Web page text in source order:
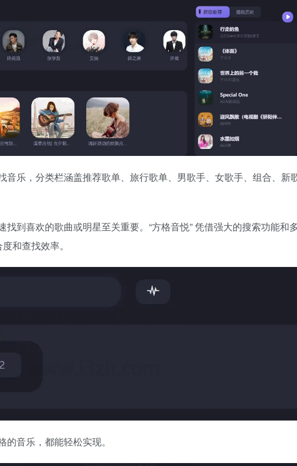
音乐，分类栏涵盖推荐歌单、旅行歌单、男歌手、女歌手、组合、新
到喜欢的歌曲或明星至关重要。“方格音悦” 凭借强大的搜索功能和
和查找效率。
音乐，都能轻松实现。